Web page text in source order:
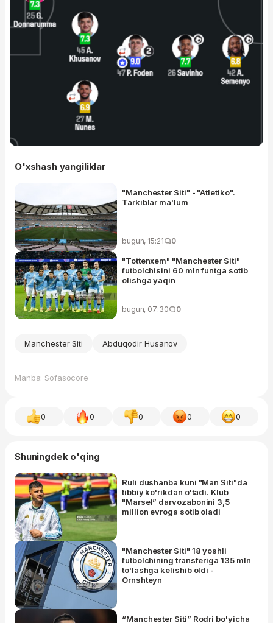
O'xshash yangiliklar
"Manchester Siti" - "Atletiko".
Tarkiblar ma'lum
bugun, 15:21 0
"Tottenxem" "Manchester Siti"
futbolchisini 60 mln funtga sotib
olishga yaqin
bugun, 07:30 0
Manchester Siti Abduqodir Husanov
Manba: Sofasocore
0 0 0 0 0
Shuningdek o'qing
Ruli dushanba kuni "Man Siti"da
tibbiy ko'rikdan o'tadi. Klub
"Marsel” darvozabonini 3,5
million evroga sotib oladi
"Manchester Siti" 18 yoshli
futbolchining transferiga 135 mln
to'lashga kelishib oldi -
Ornshteyn
“Manchester Siti” Rodri bo'yicha